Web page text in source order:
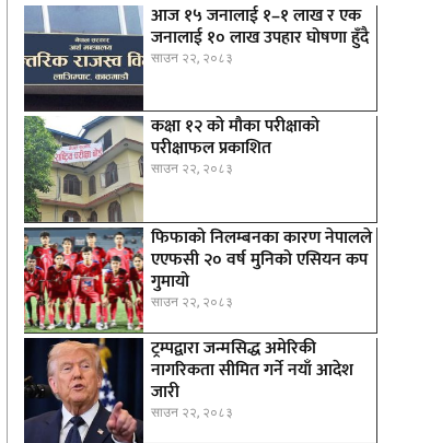
आज १५ जनालाई १–१ लाख र एक
जनालाई १० लाख उपहार घोषणा हुँदै
साउन २२, २०८३
कक्षा १२ को मौका परीक्षाको
परीक्षाफल प्रकाशित
साउन २२, २०८३
फिफाको निलम्बनका कारण नेपालले
एएफसी २० वर्ष मुनिको एसियन कप
गुमायो
साउन २२, २०८३
ट्रम्पद्वारा जन्मसिद्ध अमेरिकी
नागरिकता सीमित गर्ने नयाँ आदेश
जारी
साउन २२, २०८३